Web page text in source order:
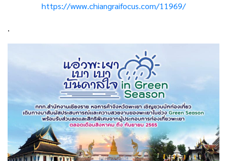
https://www.chiangraifocus.com/11969/
.